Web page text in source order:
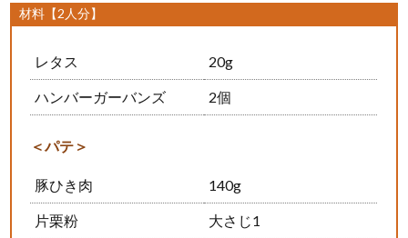
材料【2人分】
レタス 20g
ハンバーガーバンズ 2個
＜パテ＞
豚ひき肉 140g
片栗粉 大さじ1